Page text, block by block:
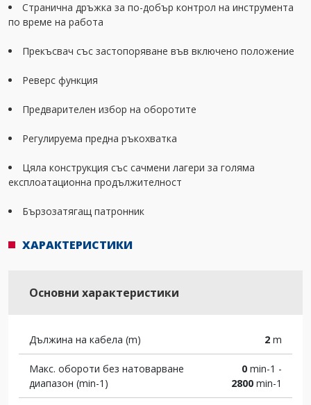
Странична дръжка за по-добър контрол на инструмента
по време на работа
Прекъсвач със застопоряване във включено положение
Реверс функция
Предварителен избор на оборотите
Регулируема предна ръкохватка
Цяла конструкция със сачмени лагери за голяма
експлоатационна продължителност
Бързозатягащ патронник
ХАРАКТЕРИСТИКИ
Основни характеристики
Дължина на кабела (m) 2 m
Макс. обороти без натоварване
диапазон (min-1)
0 min-1 -
2800 min-1